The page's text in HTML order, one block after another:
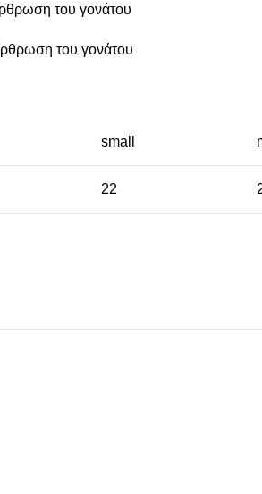
του γονάτου
του γονάτου
small
22